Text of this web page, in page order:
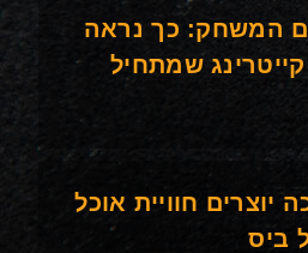
המשחק: כך נראה
שמתחיל
יוצרים חוויית אוכל
ביס